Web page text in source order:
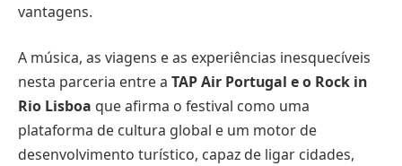
vantagens.
A música, as viagens e as experiências inesquecíveis
nesta parceria entre a TAP Air Portugal e o Rock in
Rio Lisboa que afirma o festival como uma
plataforma de cultura global e um motor de
desenvolvimento turístico, capaz de ligar cidades,